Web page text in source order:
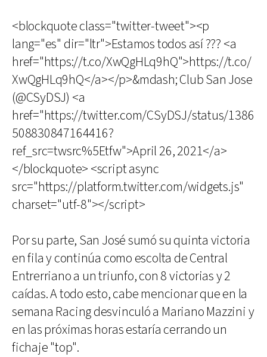
<blockquote class="twitter-tweet"><p
lang="es" dir="ltr">Estamos todos así ??? <a
href="https://t.co/XwQgHLq9hQ">https://t.co/
XwQgHLq9hQ</a></p>&mdash; Club San Jose
(@CSyDSJ) <a
href="https://twitter.com/CSyDSJ/status/1386
508830847164416?
ref_src=twsrc%5Etfw">April 26, 2021</a>
</blockquote> <script async
src="https://platform.twitter.com/widgets.js"
charset="utf-8"></script>
Por su parte, San José sumó su quinta victoria
en fila y continúa como escolta de Central
Entrerriano a un triunfo, con 8 victorias y 2
caídas. A todo esto, cabe mencionar que en la
semana Racing desvinculó a Mariano Mazzini y
en las próximas horas estaría cerrando un
fichaje "top".